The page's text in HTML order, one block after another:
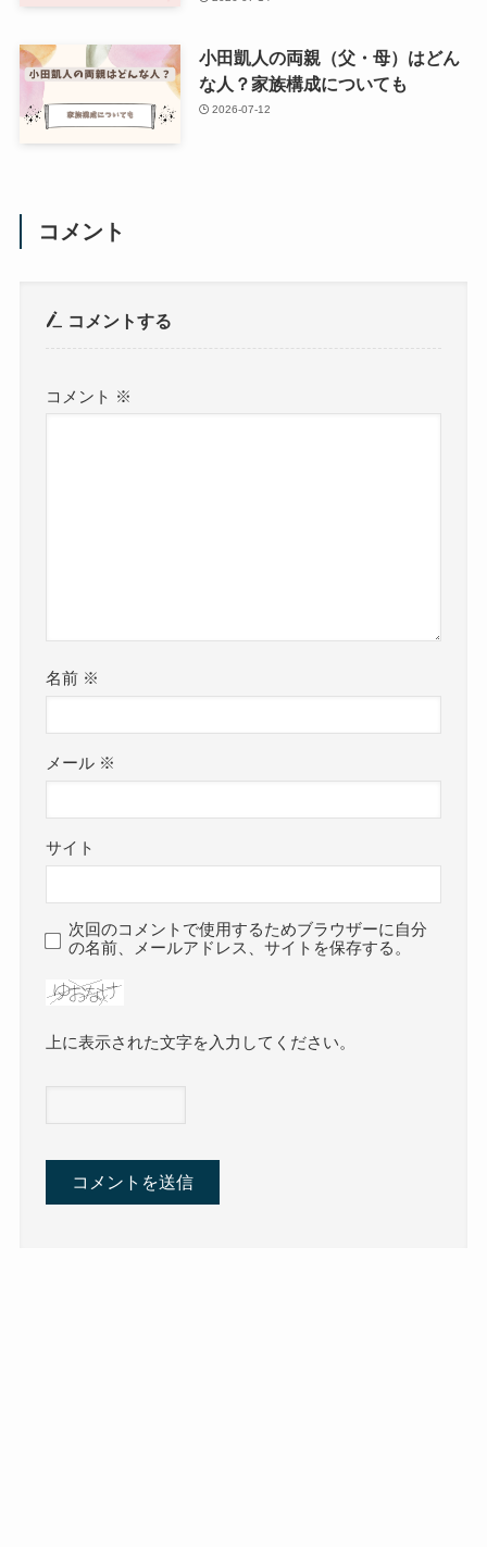
小田凱人の両親（父・母）はどん
な人？家族構成についても
2026-07-12
コメント
コメントする
コメント ※
名前 ※
メール ※
サイト
次回のコメントで使用するためブラウザーに自分
の名前、メールアドレス、サイトを保存する。
上に表示された文字を入力してください。